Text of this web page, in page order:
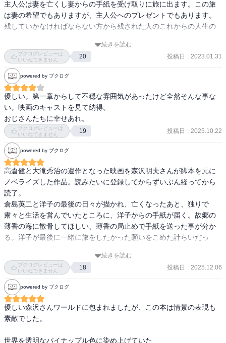
うーん
難しいすわ夫婦って
なかなか小説のようにはいかんね
いで計ればイコールで結ばれることもあるのではないだろうか。
（倉島）
木がないと枯れてしまう存在ですから。我々はしっかりとした木に
なって、根を張って、自分ひとりの足で立って、周囲に蔓草がいた
ら幹も枝も貸してやり、生かしてやる。そういう人間じゃないと
ね」（杉野）
・「他人と過去は変えられないけれど、自分と未来は変えられる」
（洋子）
・「人生には賞味期限がない」（洋子）
・「偶然のいい出会いっていうのは素敵なことが起きる予兆で、そ
れが三つ続いたときに、驚くような奇跡が起きるー」（洋子）
・もしかすると、この世のすべての事象は
「自分がソレのどこを見るか」だけで、がらりと変わってしまうの
かもしれない」（倉島）
・ただ裸足になってドアの外に一歩出るだけで、世界はこんなにも
違う。こんな小さな一歩で、世界も、自分も、変えられるチャンス
は生じるのだ。たったの一歩。ゼロではなくて、一歩。その差は、
無限に等しいくらいに大きいのかもしれない。（倉島）
・命とは、時間のことだと。だから私は、残された時間を大切にす
る。時間を大切にするとは、命を大切にすることなのだ。（倉島）
主人公は妻を亡くし妻からの手紙を受け取りに旅に出ます。この旅
は妻の希望でもありますが、主人公へのプレゼントでもあります。
残していかなければならない方から残された人のこれからの人生の
いつか考えてみたいと思います。続きを読む
ブクログレビューは
いいねできません
20 投稿日 : 2023.01.31
powered by ブクログ
優しい。第一章からして不穏な雰囲気があったけど全然そんな事な
い。映画のキャストを見て納得。
おじさんたちに幸せあれ。
ブクログレビューは
いいねできません
19 投稿日 : 2025.10.22
powered by ブクログ
高倉健と大滝秀治の遺作となった映画を森沢明夫さんが脚本を元に
ノベライズした作品。読みたいに登録してからずいぶん経ってから
読了。
倉島英二と洋子の最後の日々が描かれ、亡くなったあと、独りで
粛々と生活を営んでいたところに、洋子からの手紙が届く。故郷の
薄香の海に散骨してほしい、薄香の局止めで手紙を送った事が分か
る。洋子が最後に一緒に旅をしたかった願いをこめた計らいだっ
洋子。空気のように、極々当たり前に聞こえていたわたしの名前。
でも、今は違う。あの人に「洋子」と呼ばれるたびに、小さくてき
らきらした幸福感が、わたしの内側に積み重なっていくのがはっき
りとわかるのだ。普通に名前を呼んでもらえるという、普通でない
幸せ─。
続きを読む
ブクログレビューは
いいねできません
18 投稿日 : 2025.12.06
powered by ブクログ
優しい森沢さんワールドに包まれましたが、この本は情景の表現も
素敵でした。
世界を透明なパイナップル色に染め上げていた